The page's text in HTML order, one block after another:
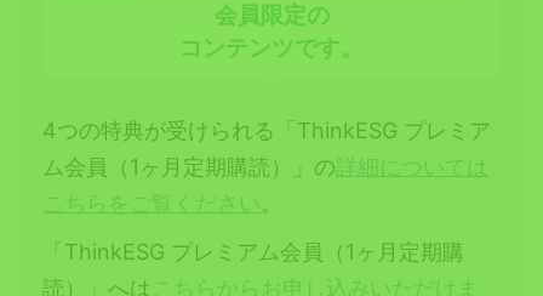
会員限定の
コンテンツです。
4つの特典が受けられる「ThinkESG プレミア
ム会員（1ヶ月定期購読）」の詳細については
こちらをご覧ください。
「ThinkESG プレミアム会員（1ヶ月定期購
読）」へは こちらからお申し込みいただけま